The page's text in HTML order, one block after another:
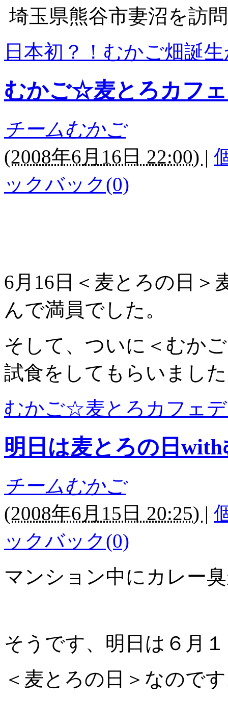
埼玉県熊谷市妻沼を訪
日本初？！むかご畑誕
むかご☆麦とろカフ
チームむかご
(2008年6月16日 22:00) |
ックバック(0)
6月16日＜麦とろの日＞
んで満員でした。
そして、ついに＜むか
試食をしてもらいまし
むかご☆麦とろカフェ
明日は麦とろの日
チームむかご
(2008年6月15日 20:25) |
ックバック(0)
マンション中にカレー
そうです、明日は６月
＜麦とろの日＞なので